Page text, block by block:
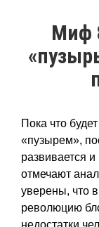
Миф
Пока что
«пузырем»,
развивается
отмечают
уверены, что
революцию
недостатки